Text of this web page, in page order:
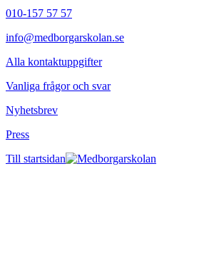
010-157 57 57
info@medborgarskolan.se
Alla kontaktuppgifter
Vanliga frågor och svar
Nyhetsbrev
Press
Till startsidan